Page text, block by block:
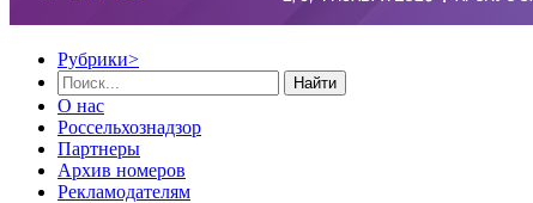
Рубрики>
Найти
О нас
Россельхознадзор
Партнеры
Архив номеров
Рекламодателям